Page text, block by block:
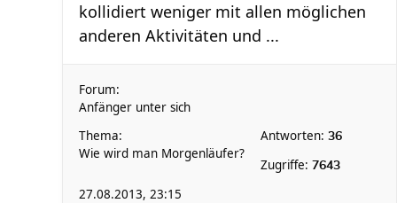
kollidiert weniger mit allen möglichen
anderen Aktivitäten und ...
Forum:
Anfänger unter sich
Thema:
Wie wird man Morgenläufer?
Antworten: 36
Zugriffe: 7643
27.08.2013, 23:15